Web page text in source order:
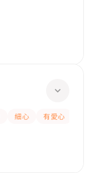
細心
有愛心